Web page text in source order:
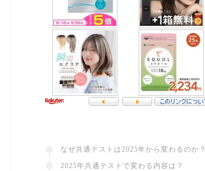
なぜ共通テストは2025年から変わるのか？
2025年共通テストで変わる内容は？